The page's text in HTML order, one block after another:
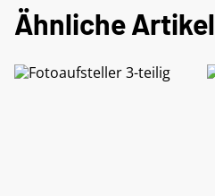
Ähnliche Artikel